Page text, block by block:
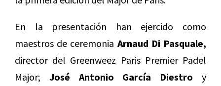
En la presentación han ejercido como
maestros de ceremonia Arnaud Di Pasquale,
director del Greenweez Paris Premier Padel
Major; José Antonio García Diestro y